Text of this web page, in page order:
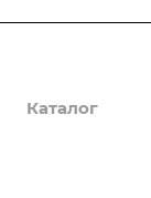
Каталог